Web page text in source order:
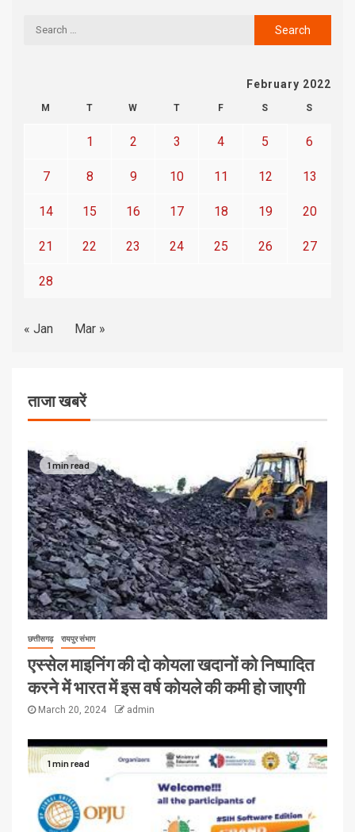
February 2022
M T W T F S S
1 2 3 4 5 6
7 8 9 10 11 12 13
14 15 16 17 18 19 20
21 22 23 24 25 26 27
28
« Jan Mar »
ताजा खबरें
1 min read
छत्तीसगढ़ रायपुर संभाग
एस्सेल माइनिंग की दो कोयला खदानों को निष्पादित
करने में भारत में इस वर्ष कोयले की कमी हो जाएगी
March 20, 2024 admin
1 min read